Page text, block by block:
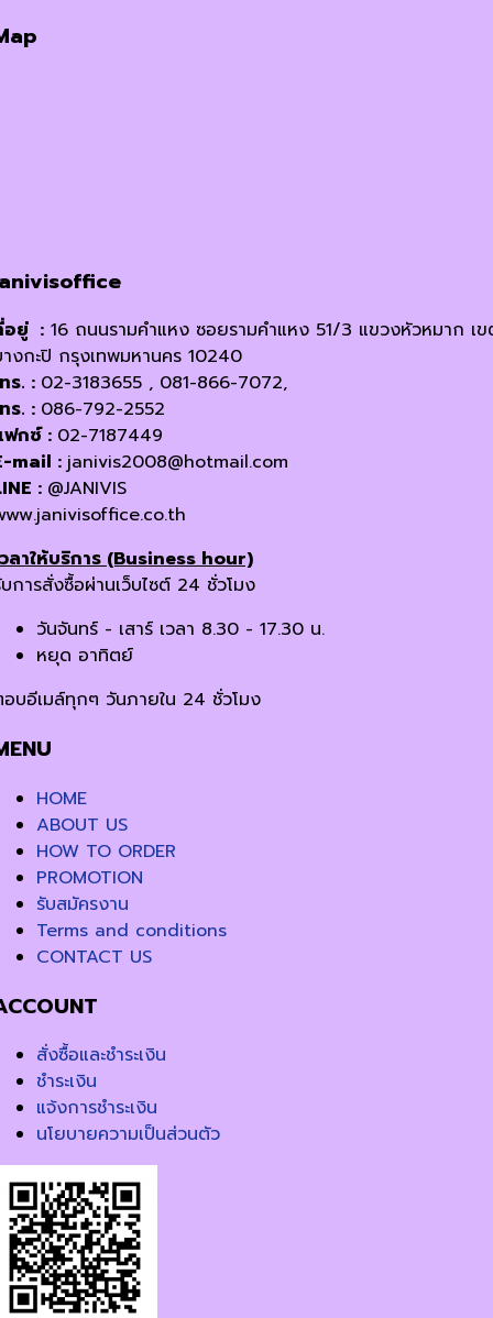
อยู่ : 16 ถนนรามคำแหง ซอยรามคำแหง 51/3 แขวงหัวหมาก เ
งกะปิ กรุงเทพมหานคร 10240
ร. : 02-3183655 , 081-866-7072,
ร. : 086-792-2552
กซ์ : 02-7187449
mail : janivis2008@hotmail.com
: @JANIVIS
ลาให้บริการ (Business hour)
การสั่งซื้อผ่านเว็บไซต์ 24 ชั่วโมง
วันจันทร์ - เสาร์ เวลา 8.30 - 17.30 น.
หยุด อาทิตย์
บอีเมล์ทุกๆ วันภายใน 24 ชั่วโมง
HOME
ABOUT US
HOW TO ORDER
PROMOTION
รับสมัครงาน
Terms and conditions
CONTACT US
สั่งซื้อและชำระเงิน
ชำระเงิน
แจ้งการชำระเงิน
นโยบายความเป็นส่วนตัว